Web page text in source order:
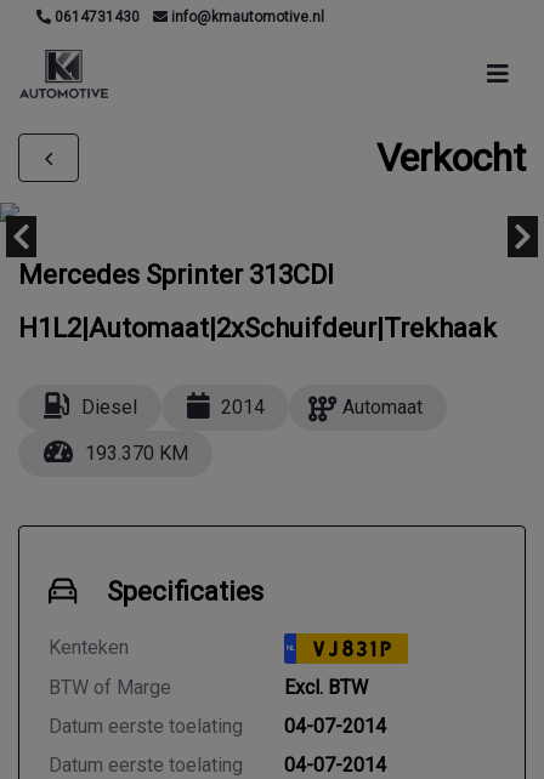
0614731430 info@kmautomotive.nl
Verkocht
Mercedes Sprinter 313CDI
H1L2|Automaat|2xSchuifdeur|Trekhaak
Diesel 2014
Automaat
193.370 KM
Specificaties
Kenteken NL VJ831P
BTW of Marge
Excl. BTW
Datum eerste toelating
04-07-2014
Datum eerste toelating
04-07-2014